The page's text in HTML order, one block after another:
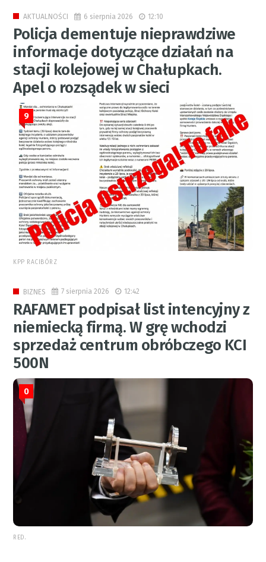
AKTUALNOŚCI 6 sierpnia 2026 12:10
Policja dementuje nieprawdziwe
informacje dotyczące działań na
stacji kolejowej w Chałupkach.
Apel o rozsądek w sieci
9
KPP RACIBÓRZ
BIZNES 7 sierpnia 2026 12:42
RAFAMET podpisał list intencyjny z
niemiecką firmą. W grę wchodzi
sprzedaż centrum obróbczego KCI
500N
0
RED.